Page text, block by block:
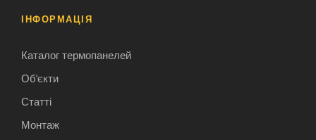
ІНФОРМАЦІЯ
Каталог термопанелей
Об'єкти
Статті
Монтаж